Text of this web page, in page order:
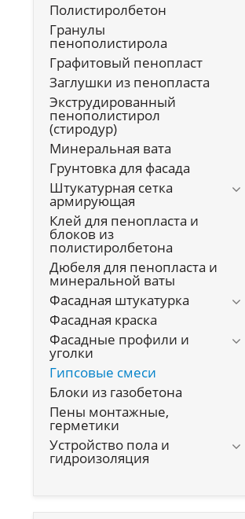
Полистиролбетон
Гранулы
пенополистирола
Графитовый пенопласт
Заглушки из пенопласта
Экструдированный
пенополистирол
(стиродур)
Минеральная вата
Грунтовка для фасада
Штукатурная сетка
армирующая
Клей для пенопласта и
блоков из
полистиролбетона
Дюбеля для пенопласта и
минеральной ваты
Фасадная штукатурка
Фасадная краска
Фасадные профили и
уголки
Гипсовые смеси
Блоки из газобетона
Пены монтажные,
герметики
Устройство пола и
гидроизоляция